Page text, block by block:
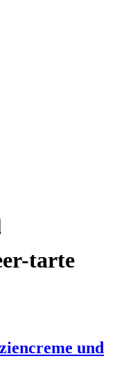
tarte
und